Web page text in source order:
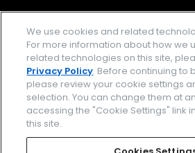
企業情報 ご利用
プライバシーポリシー
We use cookies and related
For more information about how we
related technologies on this site,
Privacy Policy. Before continuing to
please review your cookie settings
selection. You can change them at
accessing the "Cookie Settings" link
this site.